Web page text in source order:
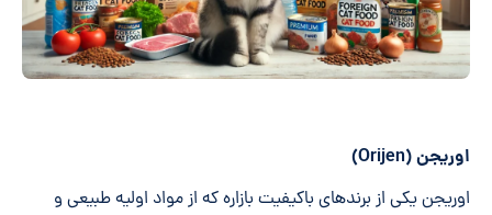
اوریجن (Orijen)
اوریجن یکی از برندهای باکیفیت بازاره که از مواد اولیه طبیعی و